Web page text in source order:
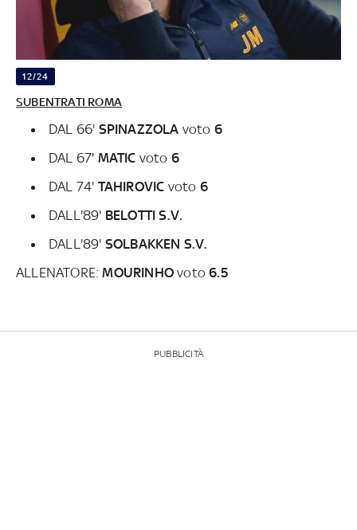
12/24
SUBENTRATI ROMA
DAL 66' SPINAZZOLA voto 6
DAL 67' MATIC voto 6
DAL 74' TAHIROVIC voto 6
DALL'89' BELOTTI S.V.
DALL'89' SOLBAKKEN S.V.
ALLENATORE:MOURINHO voto6.5
PUBBLICITÀ